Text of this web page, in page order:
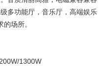
多功能厅，音乐厅，高端娱乐
场所。
1300W